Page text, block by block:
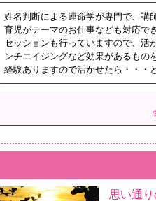
姓名判断による運命学が専門で、講
育児がテーマのお仕事なども対応で
セッションも行っていますので、活
ンチエイジングなど効果があるもの
経験ありますので活かせたら・・・
思い通